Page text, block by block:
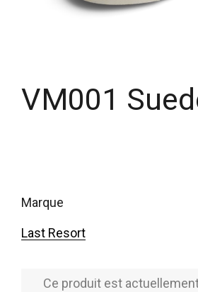
VM001
marque
Last Resort
Ce produit est